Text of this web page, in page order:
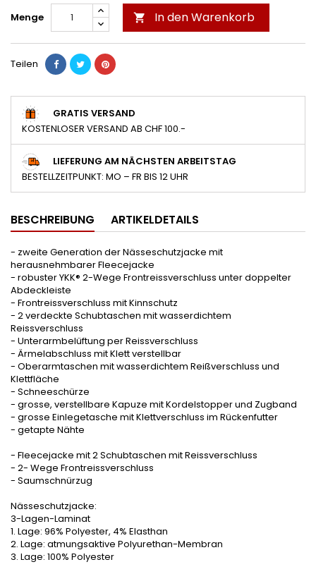
Menge  In den Warenkorb
Teilen
GRATIS VERSAND
KOSTENLOSER VERSAND AB CHF 100.-
LIEFERUNG AM NÄCHSTEN ARBEITSTAG
BESTELLZEITPUNKT: MO – FR BIS 12 UHR
BESCHREIBUNG ARTIKELDETAILS
- zweite Generation der Nässeschutzjacke mit
herausnehmbarer Fleecejacke
- robuster YKK® 2-Wege Frontreissverschluss unter doppelter
Abdeckleiste
- Frontreissverschluss mit Kinnschutz
- 2 verdeckte Schubtaschen mit wasserdichtem
Reissverschluss
- Unterarmbelüftung per Reissverschluss
- Ärmelabschluss mit Klett verstellbar
- Oberarmtaschen mit wasserdichtem Reißverschluss und
Klettfläche
- Schneeschürze
- grosse, verstellbare Kapuze mit Kordelstopper und Zugband
- grosse Einlegetasche mit Klettverschluss im Rückenfutter
- getapte Nähte
- Fleecejacke mit 2 Schubtaschen mit Reissverschluss
- 2- Wege Frontreissverschluss
- Saumschnürzug
Nässeschutzjacke:
3-Lagen-Laminat
1. Lage: 96% Polyester, 4% Elasthan
2. Lage: atmungsaktive Polyurethan-Membran
3. Lage: 100% Polyester